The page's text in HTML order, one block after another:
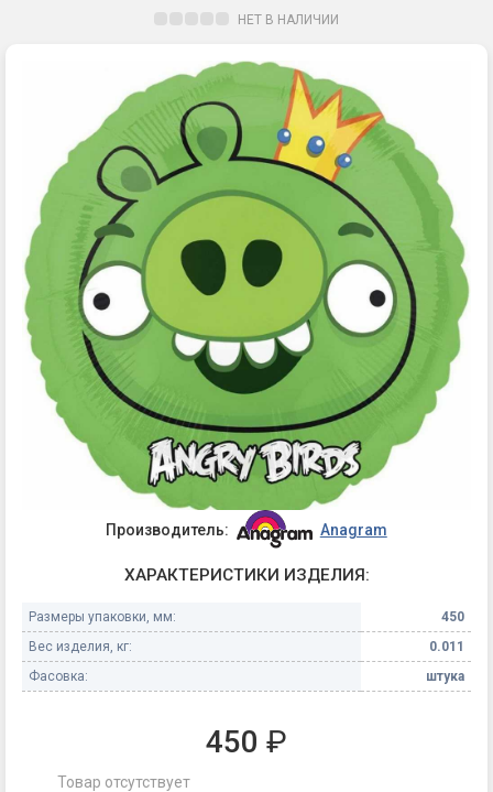
НЕТ В НАЛИЧИИ
Производитель: Anagram
ХАРАКТЕРИСТИКИ ИЗДЕЛИЯ:
Размеры упаковки, мм:
450
Вес изделия, кг:
0.011
Фасовка:
штука
450 ₽
Товар отсутствует